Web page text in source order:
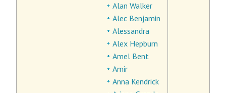
Alan Walker
Alec Benjamin
Alessandra
Alex Hepburn
Amel Bent
Amir
Anna Kendrick